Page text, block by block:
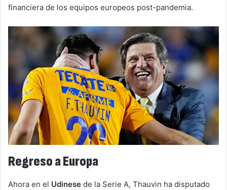
financiera de los equipos europeos post-pandemia.
Regreso a Europa
Ahora en el Udinese de la Serie A, Thauvin ha disputado